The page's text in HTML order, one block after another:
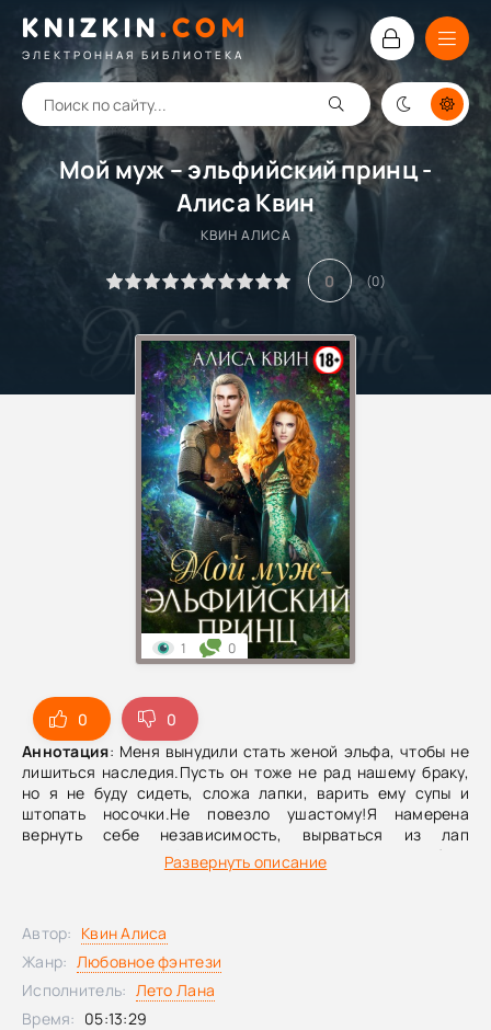
KNIZKIN.COM
ЭЛЕКТРОННАЯ БИБЛИОТЕКА
Мой муж – эльфийский принц -
Алиса Квин
КВИН АЛИСА
0 (0)
0
0
Аннотация: Меня вынудили стать женой эльфа, чтобы не
лишиться наследия.Пусть он тоже не рад нашему браку,
но я не буду сидеть, сложа лапки, варить ему супы и
штопать носочки.Не повезло ушастому!Я намерена
вернуть себе независимость, вырваться из лап
первородного эльфа и занять место главы обеих
держав.Главное ничего не перепутать и, не дай богиня, не
Развернуть описание
1 0
Автор: Квин Алиса
Жанр: Любовное фэнтези
Исполнитель: Лето Лана
Время: 05:13:29